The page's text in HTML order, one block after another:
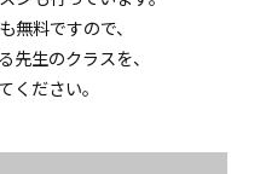
無料ですので、
先生のクラスを、
ください。